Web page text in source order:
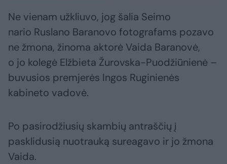
Ne vienam užkliuvo, jog šalia Seimo
nario Ruslano Baranovo fotografams pozavo
ne žmona, žinoma aktorė Vaida Baranovė,
o jo kolegė Elžbieta Žurovska-Puodžiūnienė –
buvusios premjerės Ingos Ruginienės
kabineto vadovė.
Po pasirodžiusių skambių antraščių į
pasklidusią nuotrauką sureagavo ir jo žmona
Vaida.